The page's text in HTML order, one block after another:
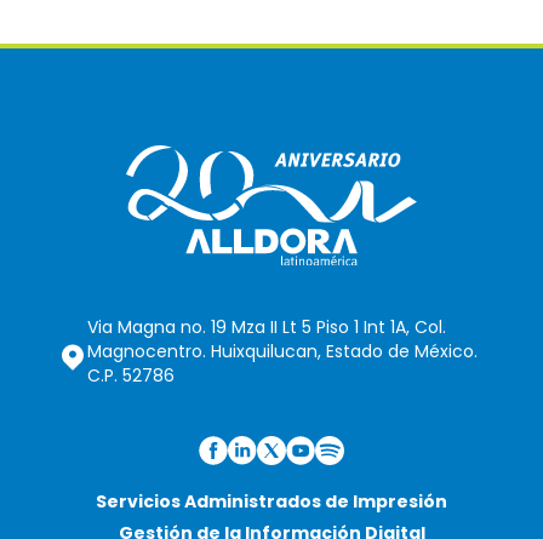
Via Magna no. 19 Mza II Lt 5 Piso 1 Int 1A, Col.
Magnocentro. Huixquilucan, Estado de México.
C.P. 52786
Servicios Administrados de Impresión
Gestión de la Información Digital